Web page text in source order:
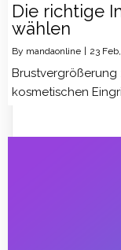
Die richtige
wählen
By mandaonline 23
kosmetischen